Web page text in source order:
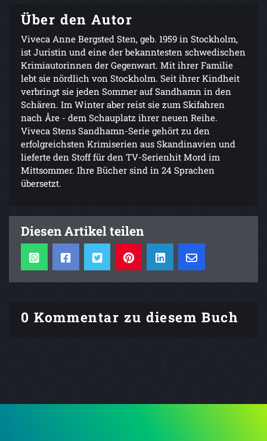
Über den Autor
Viveca Anne Bergsted Sten, geb. 1959 in Stockholm,
ist Juristin und eine der bekanntesten schwedischen
Krimiautorinnen der Gegenwart. Mit ihrer Familie
lebt sie nördlich von Stockholm. Seit ihrer Kindheit
verbringt sie jeden Sommer auf Sandhamn in den
Schären. Im Winter aber reist sie zum Skifahren
nach Åre - dem Schauplatz ihrer neuen Reihe.
Viveca Stens Sandhamn-Serie gehört zu den
erfolgreichsten Krimiserien aus Skandinavien und
lieferte den Stoff für den TV-Serienhit Mord im
Mittsommer. Ihre Bücher sind in 24 Sprachen
übersetzt.
Diesen Artikel teilen
0 Kommentar zu diesem Buch